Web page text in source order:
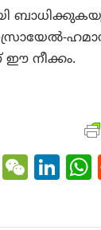
ഈ നീക്കം.
Vi W Li